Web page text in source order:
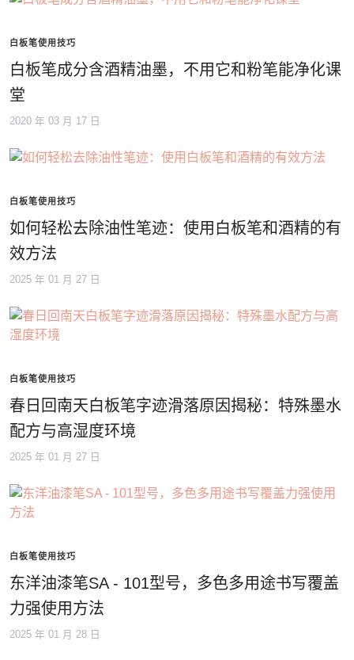
白板笔使用技巧
白板笔成分含酒精油墨，不用它和粉笔能净化课
堂
2020 年 03 月 17 日
白板笔使用技巧
如何轻松去除油性笔迹：使用白板笔和酒精的有
效方法
2025 年 01 月 27 日
白板笔使用技巧
春日回南天白板笔字迹滑落原因揭秘：特殊墨水
配方与高湿度环境
2025 年 01 月 27 日
白板笔使用技巧
东洋油漆笔SA - 101型号，多色多用途书写覆盖
力强使用方法
2025 年 01 月 28 日